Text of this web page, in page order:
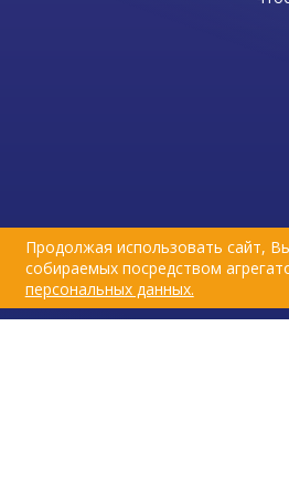
Продолжая использовать сайт,
собираемых посредством
персональных данных.